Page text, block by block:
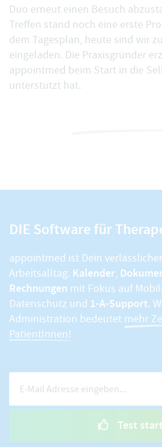
Duo erneut einen Besuch
Treffen stand noch eine erste
dem Tagesplan, heute sind wir
eingeladen. Die Praxisgründer
appointmed beim Start in die
unterstützt hat.
DIE Software für
appointmed ist Dein
Arbeitsalltag. Kalender,
Rechnungen mit Fokus auf
Datenschutz und 1-A-Support.
Administration bedeutet mehr
PatientInnen!
Test